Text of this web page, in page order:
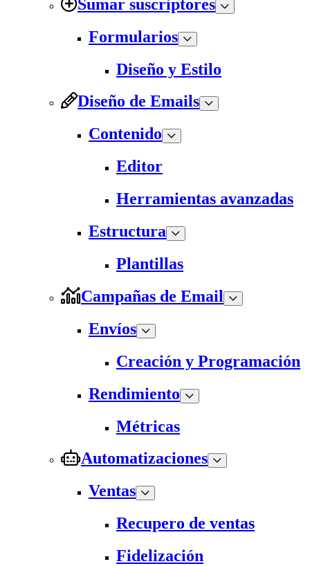
Sumar suscriptores
Formularios
Diseño y Estilo
Diseño de Emails
Contenido
Editor
Herramientas avanzadas
Estructura
Plantillas
Campañas de Email
Envíos
Creación y Programación
Rendimiento
Métricas
Automatizaciones
Ventas
Recupero de ventas
Fidelización